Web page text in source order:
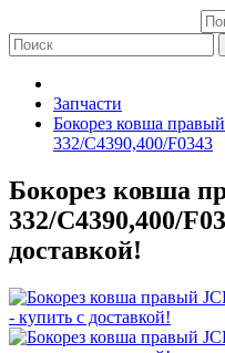
Запчасти
Бокорез ковша
332/C4390,400/F0343
Бокорез ковша
332/C4390,400/
доставкой!